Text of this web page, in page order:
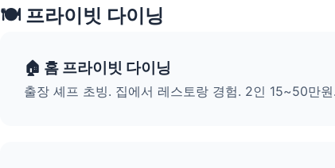
🍽️ 프라이빗 다이닝
🏠 홈 프라이빗 다이닝
출장 셰프 초빙. 집에서 레스토랑 경험. 2인 15~50만